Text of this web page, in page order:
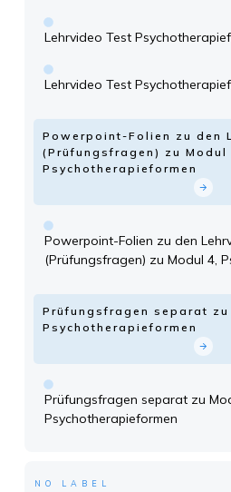
Lehrvideo Test
Lehrvideo Test
Powerpoint-Folien zu den
(Prüfungsfragen) zu Modul
Psychotherapieformen
Powerpoint-Folien zu den
(Prüfungsfragen) zu Modul 4,
Prüfungsfragen separat zu
Psychotherapieformen
Prüfungsfragen separat zu
Psychotherapieformen
NO LABEL